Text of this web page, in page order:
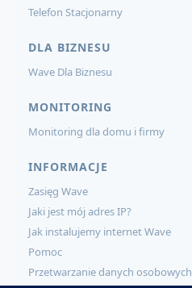
Telefon Stacjonarny
DLA BIZNESU
Wave Dla Biznesu
MONITORING
Monitoring dla domu i firmy
INFORMACJE
Zasięg Wave
Jaki jest mój adres IP?
Jak instalujemy internet Wave
Pomoc
Przetwarzanie danych osobowych